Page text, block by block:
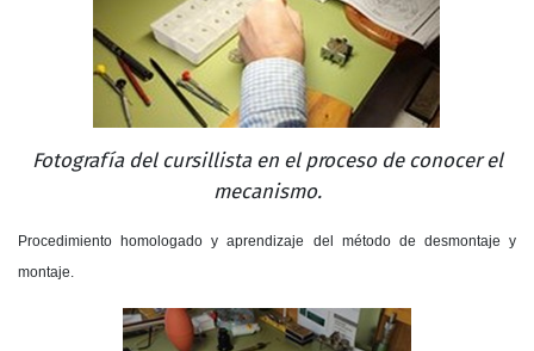
Fotografía del cursillista en el proceso de conocer el
mecanismo.
Procedimiento homologado y aprendizaje del método de desmontaje y
montaje.